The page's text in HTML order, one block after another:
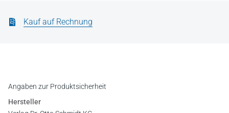
Kauf auf Rechnung
Angaben zur Produktsicherheit
Hersteller